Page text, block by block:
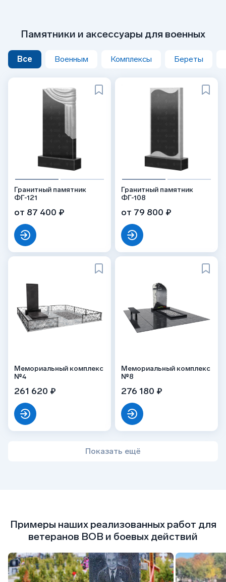
Памятники и аксессуары для военных
Все Военным Комплексы Береты
Гранитный памятник
ФГ-121
от 87 400 ₽
Гранитный памятник
ФГ-108
от 79 800 ₽
Мемориальный комплекс
№4
261 620 ₽
Мемориальный комплекс
№8
276 180 ₽
Показать ещё
Примеры наших реализованных работ для
ветеранов ВОВ и боевых действий